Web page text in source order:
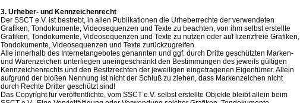
3. Urheber- und Kennzeichenrecht
Der SSCT e.V. ist bestrebt, in allen Publikationen die Urheberrechte der verwendeten
Grafiken, Tondokumente, Videosequenzen und Texte zu beachten, von ihm selbst erstellte
Grafiken, Tondokumente, Videosequenzen und Texte zu nutzen oder auf lizenzfreie Grafiken,
Tondokumente, Videosequenzen und Texte zurückzugreifen.
Alle innerhalb des Internetangebotes genannten und ggf. durch Dritte geschützten Marken-
und Warenzeichen unterliegen uneingeschränkt den Bestimmungen des jeweils gültigen
Kennzeichenrechts und den Besitzrechten der jeweiligen eingetragenen Eigentümer. Allein
aufgrund der bloßen Nennung ist nicht der Schluß zu ziehen, dass Markenzeichen nicht
durch Rechte Dritter geschützt sind!
Das Copyright für veröffentlichte, vom SSCT e.V. selbst erstellte Objekte bleibt allein beim